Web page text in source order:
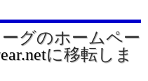
グのホームペー
に移転しま